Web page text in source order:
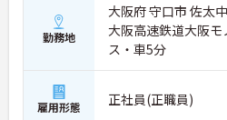
勤務地
大阪府 守口市 佐太
大阪高速鉄道大阪
ス・車5分
雇用形態 正社員(正職員)